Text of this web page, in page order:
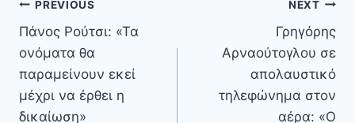
άρθρων
PREVIOUS
Πάνος Ρούτσι: «Τα
ονόματα θα
παραμείνουν εκεί
μέχρι να έρθει η
δικαίωση»
NEXT
Γρηγόρης
Αρναούτογλου σε
απολαυστικό
τηλεφώνημα στον
αέρα: «Ο